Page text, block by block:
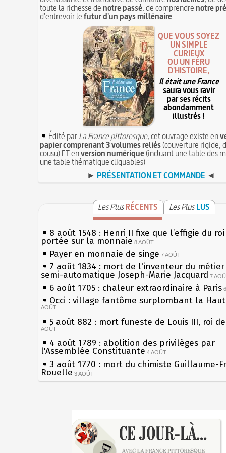
toute la richesse denotre passé, de comprendrenotre
d'entrevoir lefutur d'un pays millénaire
QUE VOUS SOYEZ
UN SIMPLE
CURIEUX
OU UN FÉRU
D'HISTOIRE,
Il était une France
saura vous ravir
par ses récits
abondamment
illustrés !
Édité parLa France pittoresque, cet ouvrage existe en
papier comprenant 3 volumes reliés(couverture rigide,
cousu) ET enversion numérique(incluant une table des
une table thématique cliquables)
► PRÉSENTATION ET COMMANDE ◄
Les PlusRÉCENTS Les Plus LUS
8 août 1548 : Henri II fixe que l’effigie du
portée sur la monnaie 8 AOÛT
Payer en monnaie de singe 7 AOÛT
7 août 1834 : mort de l'inventeur du
semi-automatique Joseph-Marie Jacquard 7
6 août 1705 : chaleur extraordinaire à Paris
Occi : village fantôme surplombant la
AOÛT
5 août 882 : mort funeste de Louis III, roi
AOÛT
4 août 1789 : abolition des privilèges par
l'Assemblée Constituante 4 AOÛT
3 août 1770 : mort du chimiste Guillaume-
Rouelle 3 AOÛT
Musée Jean de La Fontaine : réouverture
1er août 1589 : Henri III est poignardé à
par Jacques Clément, moine jacobin 1ER AOÛT
31 juillet 1899 : décret instaurant les
les siècles
27 mai 1610 : supplice de François
du roi Henri IV
Pierre qui roule n'amasse pas mousse